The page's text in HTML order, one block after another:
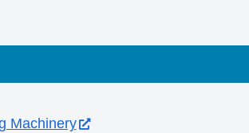
Machinery